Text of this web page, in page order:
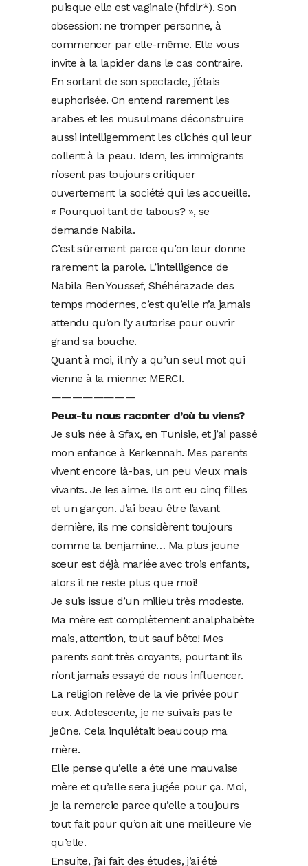
puisque elle est vaginale (hfdlr*). Son
obsession: ne tromper personne, à
commencer par elle-même. Elle vous
invite à la lapider dans le cas contraire.
En sortant de son spectacle, j’étais
euphorisée. On entend rarement les
arabes et les musulmans déconstruire
aussi intelligemment les clichés qui leur
collent à la peau. Idem, les immigrants
n’osent pas toujours critiquer
ouvertement la société qui les accueille.
« Pourquoi tant de tabous? », se
demande Nabila.
C’est sûrement parce qu’on leur donne
rarement la parole. L’intelligence de
Nabila Ben Youssef, Shéhérazade des
temps modernes, c’est qu’elle n’a jamais
attendu qu’on l’y autorise pour ouvrir
grand sa bouche.
Quant à moi, il n’y a qu’un seul mot qui
vienne à la mienne: MERCI.
————————
Peux-tu nous raconter d’où tu viens?
Je suis née à Sfax, en Tunisie, et j’ai passé
mon enfance à Kerkennah. Mes parents
vivent encore là-bas, un peu vieux mais
vivants. Je les aime. Ils ont eu cinq filles
et un garçon. J’ai beau être l’avant
dernière, ils me considèrent toujours
comme la benjamine… Ma plus jeune
sœur est déjà mariée avec trois enfants,
alors il ne reste plus que moi!
Je suis issue d’un milieu très modeste.
Ma mère est complètement analphabète
mais, attention, tout sauf bête! Mes
parents sont très croyants, pourtant ils
n’ont jamais essayé de nous influencer.
La religion relève de la vie privée pour
eux. Adolescente, je ne suivais pas le
jeûne. Cela inquiétait beaucoup ma
mère.
Elle pense qu’elle a été une mauvaise
mère et qu’elle sera jugée pour ça. Moi,
je la remercie parce qu’elle a toujours
tout fait pour qu’on ait une meilleure vie
qu’elle.
Ensuite, j’ai fait des études, j’ai été